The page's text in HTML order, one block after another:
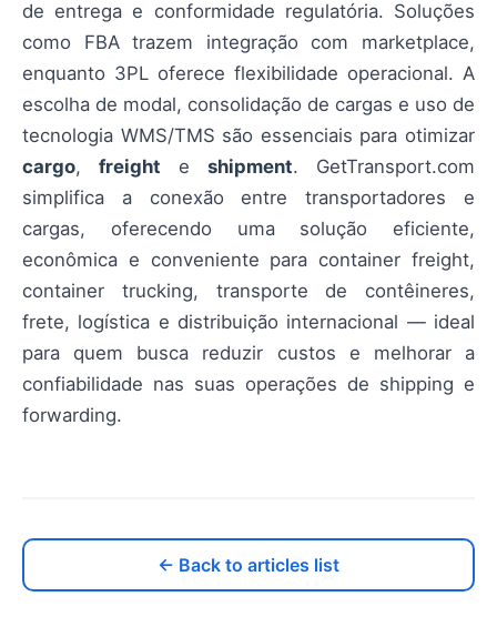
de entrega e conformidade regulatória. Soluções
como FBA trazem integração com marketplace,
enquanto 3PL oferece flexibilidade operacional. A
escolha de modal, consolidação de cargas e uso de
tecnologia WMS/TMS são essenciais para otimizar
cargo, freight e shipment. GetTransport.com
simplifica a conexão entre transportadores e
cargas, oferecendo uma solução eficiente,
econômica e conveniente para container freight,
container trucking, transporte de contêineres,
frete, logística e distribuição internacional — ideal
para quem busca reduzir custos e melhorar a
confiabilidade nas suas operações de shipping e
forwarding.
← Back to articles list